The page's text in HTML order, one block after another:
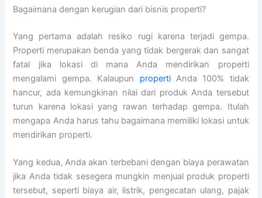
Bagaimana dengan kerugian dari bisnis properti?
Yang pertama adalah resiko rugi karena terjadi gempa.
Properti merupakan benda yang tidak bergerak dan sangat
fatal jika lokasi di mana Anda mendirikan properti
mengalami gempa. Kalaupun propertiAnda 100% tidak
hancur, ada kemungkinan nilai dari produk Anda tersebut
turun karena lokasi yang rawan terhadap gempa. Itulah
mengapa Anda harus tahu bagaimana memiliki lokasi untuk
mendirikan properti.
Yang kedua, Anda akan terbebani dengan biaya perawatan
jika Anda tidak sesegera mungkin menjual produk properti
tersebut, seperti biaya air, listrik, pengecatan ulang, pajak